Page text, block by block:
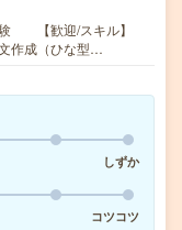
験 【歓迎/スキル】
作成（ひな型…
しずか
コツコツ